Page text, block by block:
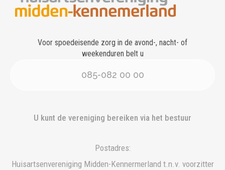
Voor spoedeisende zorg in de avond-, nacht- of
weekenduren belt u
085-082 00 00
U kunt de vereniging bereiken via het bestuur
Postadres:
Huisartsenvereniging Midden-Kennermerland t.n.v. voorzitter